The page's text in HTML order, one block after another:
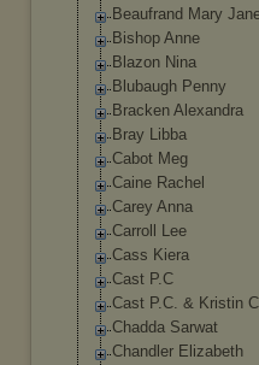
Beaufrand Mary
Bishop Anne
Blazon Nina
Blubaugh Penny
Bracken Alexandra
Bray Libba
Cabot Meg
Caine Rachel
Carey Anna
Carroll Lee
Cass Kiera
Cast P.C
Cast P.C. & Kristin
Chadda Sarwat
Chandler Elizabeth